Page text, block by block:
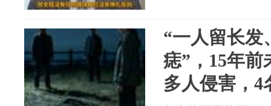
“一人留长发
痣”，15年前
多人侵害，4